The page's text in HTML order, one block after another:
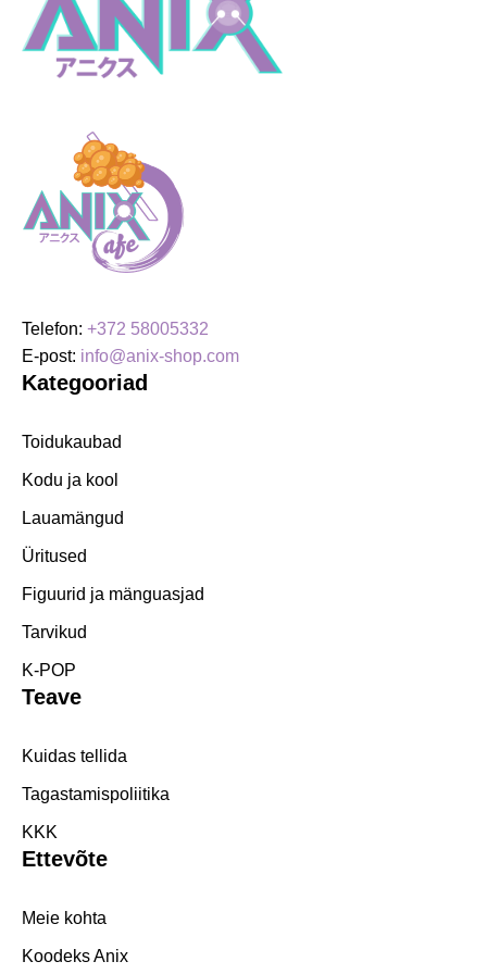
Telefon: +372 58005332
E-post: info@anix-shop.com
Kategooriad
Toidukaubad
Kodu ja kool
Lauamängud
Üritused
Figuurid ja mänguasjad
Tarvikud
K-POP
Teave
Kuidas tellida
Tagastamispoliitika
KKK
Ettevõte
Meie kohta
Koodeks Anix